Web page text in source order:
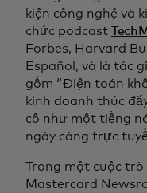
kiện công nghệ và
chức podcast
Forbes, Harvard
Español, và là tác
gồm “Điện toán
kinh doanh thúc
cô như một tiếng
ngày càng trực
Trong một cuộc trò
Mastercard